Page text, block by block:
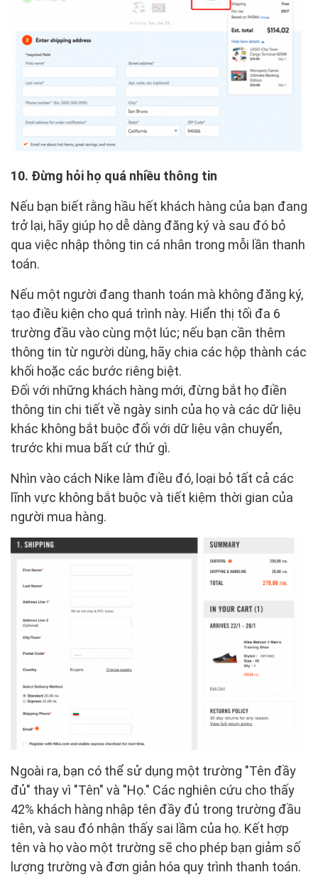
10. Đừng hỏi họ quá nhiều thông tin
Nếu bạn biết rằng hầu hết khách hàng của bạn đang
trở lại, hãy giúp họ dễ dàng đăng ký và sau đó bỏ
qua việc nhập thông tin cá nhân trong mỗi lần thanh
toán.
Nếu một người đang thanh toán mà không đăng ký,
tạo điều kiện cho quá trình này. Hiển thị tối đa 6
trường đầu vào cùng một lúc; nếu bạn cần thêm
thông tin từ người dùng, hãy chia các hộp thành các
khối hoặc các bước riêng biệt.
Đối với những khách hàng mới, đừng bắt họ điền
thông tin chi tiết về ngày sinh của họ và các dữ liệu
khác không bắt buộc đối với dữ liệu vận chuyển,
trước khi mua bất cứ thứ gì.
Nhìn vào cách Nike làm điều đó, loại bỏ tất cả các
lĩnh vực không bắt buộc và tiết kiệm thời gian của
người mua hàng.
Ngoài ra, bạn có thể sử dụng một trường "Tên đầy
đủ" thay vì "Tên" và "Họ." Các nghiên cứu cho thấy
42% khách hàng nhập tên đầy đủ trong trường đầu
tiên, và sau đó nhận thấy sai lầm của họ. Kết hợp
tên và họ vào một trường sẽ cho phép bạn giảm số
lượng trường và đơn giản hóa quy trình thanh toán.